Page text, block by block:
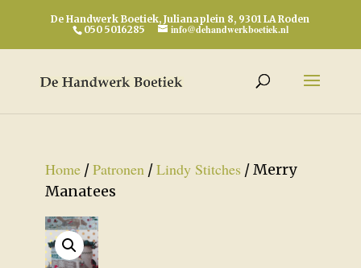
De Handwerk Boetiek, Julianaplein 8, 9301 LA Roden
050 5016285
info@dehandwerkboetiek.nl
Home/Patronen/Lindy Stitches / Merry
Manatees